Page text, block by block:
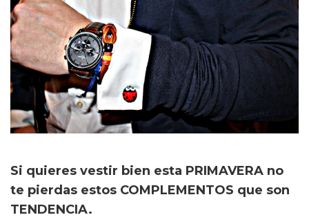
Si quieres vestir bien esta PRIMAVERA no
te pierdas estos COMPLEMENTOS que son
TENDENCIA.